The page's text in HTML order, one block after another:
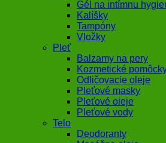
Gél na intímnu
Kalíšky
Tampóny
Vložky
Pleť
Balzamy na pery
Kozmetické
Odličovacie oleje
Pleťové masky
Pleťové oleje
Pleťové vody
Telo
Deodoranty